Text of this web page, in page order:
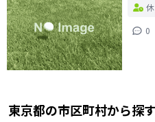
休
0
東京都の市区町村から探す